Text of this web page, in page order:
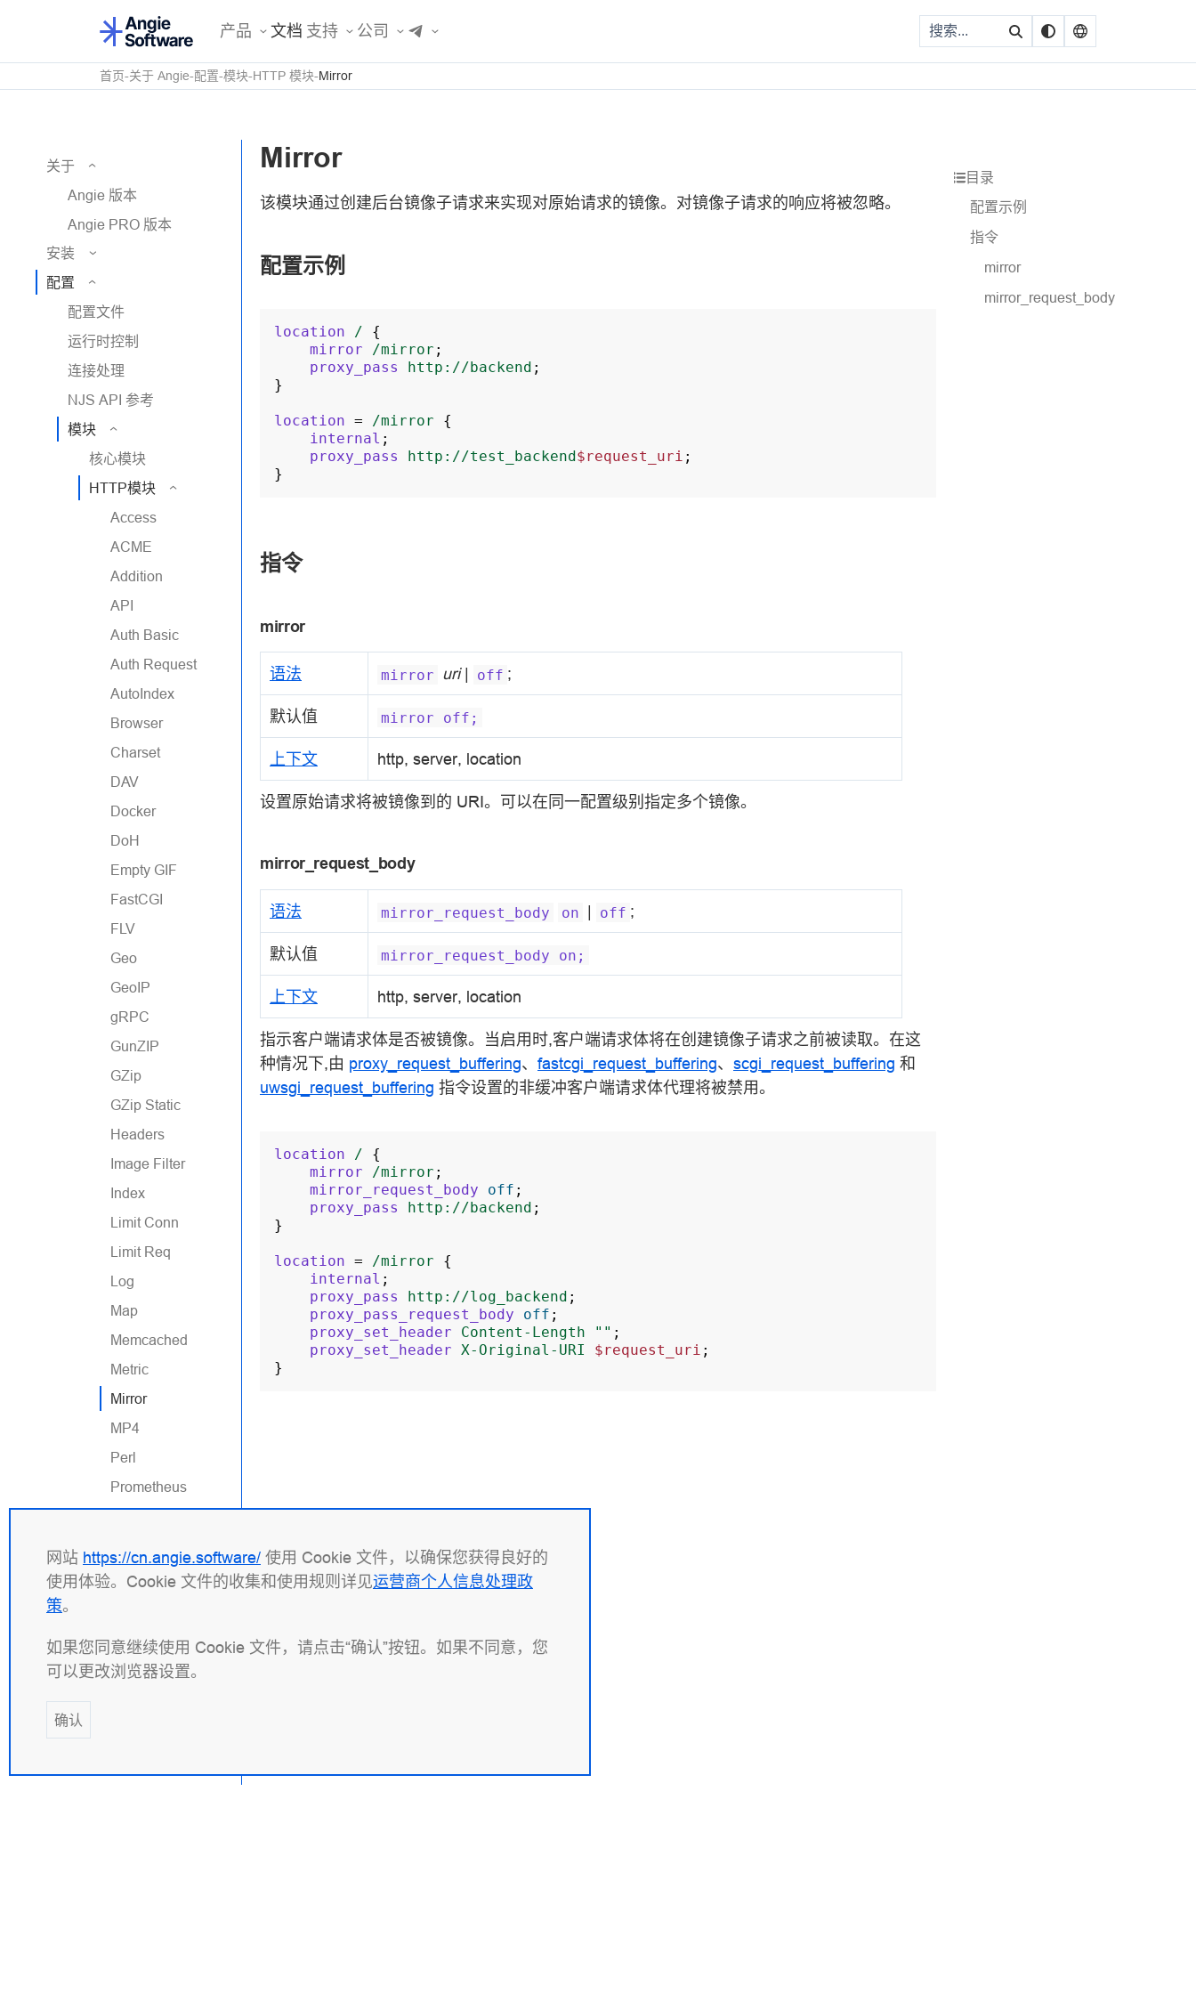
产品 文档 支持 公司
首页 关于 Angie 配置 模块 HTTP 模块 Mirror
关于
Angie 版本
Angie PRO 版本
安装
配置
配置文件
运行时控制
连接处理
NJS API 参考
模块
核心模块
HTTP模块
Access
ACME
Addition
API
Auth Basic
Auth Request
AutoIndex
Browser
Charset
DAV
Docker
DoH
Empty GIF
FastCGI
FLV
Geo
GeoIP
gRPC
GunZIP
GZip
GZip Static
Headers
Image Filter
Index
Limit Conn
Limit Req
Log
Map
Memcached
Metric
Mirror
MP4
Perl
Prometheus
Index
RealIP
Rewrite
SCGI
Mirror
该模块通过创建后台镜像子请求来实现对原始请求的镜像。对镜像子请求的响应将被忽略。
配置示例
location /
{
mirror
/mirror ;
proxy_pass
http://backend ;
}
location = /mirror
{
internal ;
proxy_pass
http://test_backend$request_uri ;
}
指令
mirror
语法 mirror uri| off ;
默认值 mirror off;
上下文 http, server, location
设置原始请求将被镜像到的 URI。可以在同一配置级别指定多个镜像。
mirror_request_body
语法 mirror_request_body on | off ;
默认值 mirror_request_body on;
上下文 http, server, location
指示客户端请求体是否被镜像。当启用时,客户端请求体将在创建镜像子请求之前被读取。在这
种情况下,由 proxy_request_buffering、 fastcgi_request_buffering、 scgi_request_buffering 和
uwsgi_request_buffering 指令设置的非缓冲客户端请求体代理将被禁用。
location /
{
mirror
/mirror ;
mirror_request_body
off ;
proxy_pass
http://backend ;
}
location = /mirror
{
internal ;
proxy_pass
http://log_backend ;
proxy_pass_request_body
off ;
proxy_set_header
Content-Length "" ;
proxy_set_header X-Original-URI $request_uri ;
}
目录
配置示例
指令
mirror
mirror_request_body
网站 https://cn.angie.software/ 使用 Cookie 文件，以确保您获得良好的
使用体验。Cookie 文件的收集和使用规则详见运营商个人信息处理政
策。
如果您同意继续使用 Cookie 文件，请点击“确认”按钮。如果不同意，您
可以更改浏览器设置。
确认